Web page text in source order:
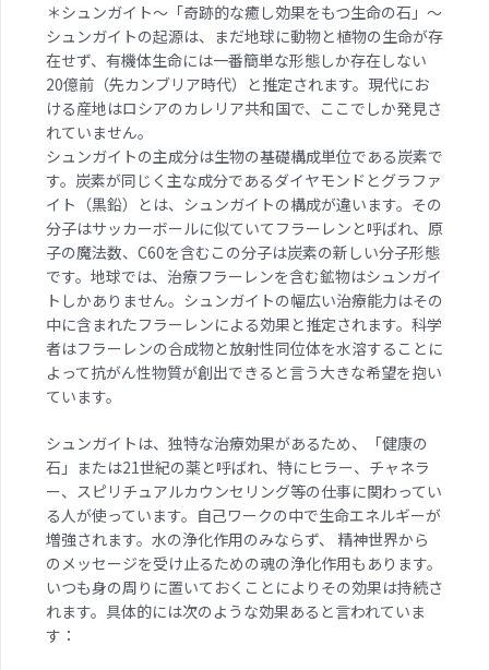
＊シュンガイト～「奇跡的な癒し効果をもつ生命の石」～
シュンガイトの起源は、まだ地球に動物と植物の生命が存
在せず、有機体生命には一番簡単な形態しか存在しない
20億前（先カンブリア時代）と推定されます。現代にお
ける産地はロシアのカレリア共和国で、ここでしか発見さ
れていません。
シュンガイトの主成分は生物の基礎構成単位である炭素で
す。炭素が同じく主な成分であるダイヤモンドとグラファ
イト（黒鉛）とは、シュンガイトの構成が違います。その
分子はサッカーボールに似ていてフラーレンと呼ばれ、原
子の魔法数、C60を含むこの分子は炭素の新しい分子形態
です。地球では、治療フラーレンを含む鉱物はシュンガイ
トしかありません。シュンガイトの幅広い治療能力はその
中に含まれたフラーレンによる効果と推定されます。科学
者はフラーレンの合成物と放射性同位体を水溶することに
よって抗がん性物質が創出できると言う大きな希望を抱い
ています。
シュンガイトは、独特な治療効果があるため、「健康の
石」または21世紀の薬と呼ばれ、特にヒラー、チャネラ
ー、スピリチュアルカウンセリング等の仕事に関わってい
る人が使っています。自己ワークの中で生命エネルギーが
増強されます。水の浄化作用のみならず、 精神世界から
のメッセージを受け止るための魂の浄化作用もあります。
いつも身の周りに置いておくことによりその効果は持続さ
れます。具体的には次のような効果あると言われていま
す：